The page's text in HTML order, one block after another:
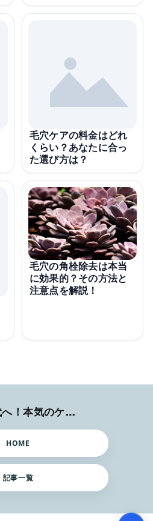
毛穴ケアの料金はどれ
くらい？あなたに合っ
た選び方は？
毛穴の角栓除去は本当
に効果的？その方法と
注意点を解説！
毛穴に悩む30代へ！本気のケア術特集
HOME
記事一覧